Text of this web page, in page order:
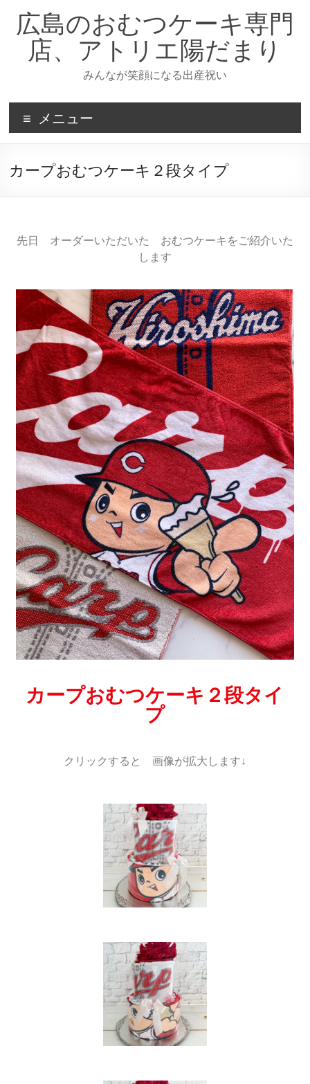
広島のおむつケーキ専門
店、アトリエ陽だまり
みんなが笑顔になる出産祝い
メニュー
カープおむつケーキ２段タイプ
先日 オーダーいただいた おむつケーキをご紹介いた
します
カープおむつケーキ２段タイ
プ
クリックすると 画像が拡大します↓